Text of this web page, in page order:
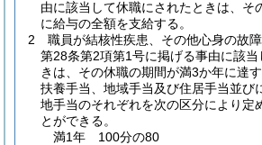
由に該当して休職にされたときは、そ
に給与の全額を支給する。
2
職員が結核性疾患、その他心身の故
第28条第2項第1号に掲げる事由に該当
きは、その休職の期間が満3か年に達
扶養手当、地域手当及び住居手当並び
地手当のそれぞれを次の区分により定
とができる。
満1年 100分の80